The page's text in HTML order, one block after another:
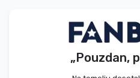
„Pouzdan,